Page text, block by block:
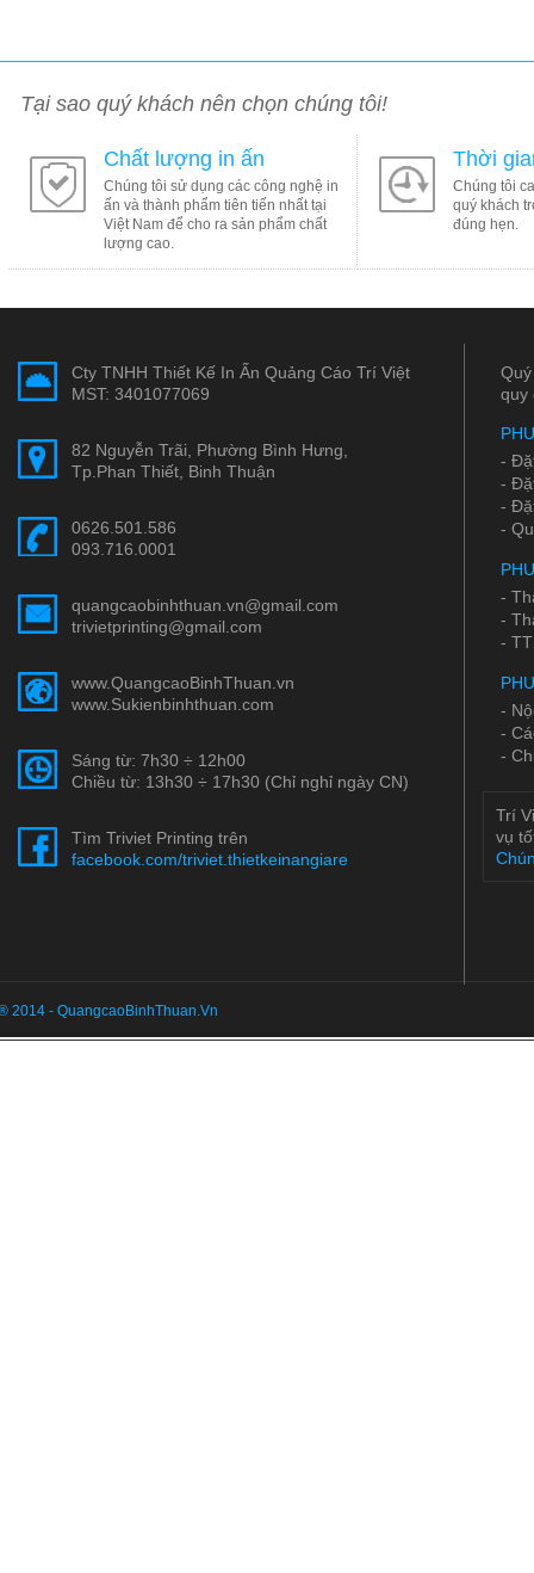
Tại sao quý khách nên chọn chúng tôi!
Chất lượng in ấn
Chúng tôi sử dụng các công nghệ in
ấn và thành phẩm tiên tiến nhất tại
Việt Nam để cho ra sản phẩm chất
lượng cao.
Thời
Chúng tôi
quý khách
đúng hẹn.
Cty TNHH Thiết Kế In Ấn Quảng Cáo Trí Việt
MST: 3401077069
82 Nguyễn Trãi, Phường Bình Hưng,
Tp.Phan Thiết, Binh Thuận
0626.501.586
093.716.0001
quangcaobinhthuan.vn@gmail.com
trivietprinting@gmail.com
www.QuangcaoBinhThuan.vn
www.Sukienbinhthuan.com
Sáng từ: 7h30 ÷ 12h00
Chiều từ: 13h30 ÷ 17h30 (Chỉ nghỉ ngày CN)
Tìm Triviet Printing trên
facebook.com/triviet.thietkeinangiare
quy
-
-
-
-
-
-
-
-
-
-
Trí
vụ
2014 - QuangcaoBinhThuan.Vn